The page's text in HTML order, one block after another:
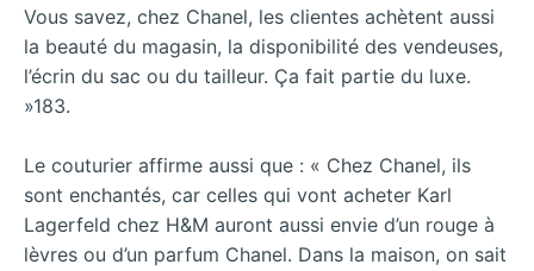
Vous savez, chez Chanel, les clientes achètent aussi
la beauté du magasin, la disponibilité des vendeuses,
l’écrin du sac ou du tailleur. Ça fait partie du luxe.
»183.
Le couturier affirme aussi que : « Chez Chanel, ils
sont enchantés, car celles qui vont acheter Karl
Lagerfeld chez H&M auront aussi envie d’un rouge à
lèvres ou d’un parfum Chanel. Dans la maison, on sait